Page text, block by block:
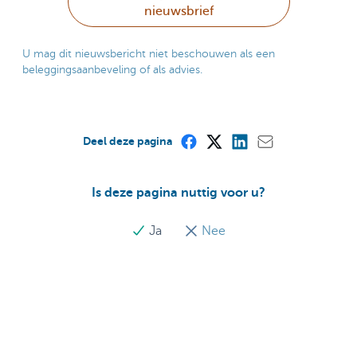
nieuwsbrief
U mag dit nieuwsbericht niet beschouwen als een
beleggingsaanbeveling of als advies.
Is deze pagina nuttig voor u?
Ja Nee
Deel deze pagina